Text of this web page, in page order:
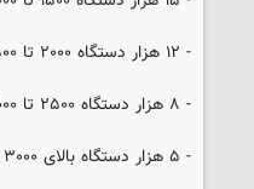
- ۱۲ هزار دستگاه ۲۰۰۰ تا ۲۵۰۰ سی‌سی – تعرفه ۱۵۵ درصد – ارز: ۳۶۰ میلیون یورو
- ۸ هزار دستگاه ۲۵۰۰ تا ۳۰۰۰ سی‌سی – تعرفه ۱۸۰ درصد – ارز: ۳۶۰ میلیون یورو
- ۵ هزار دستگاه بالای ۳۰۰۰ سی‌سی – تعرفه ۱۹۵ درصد – ارز: ۲۷۵ میلیون یورو